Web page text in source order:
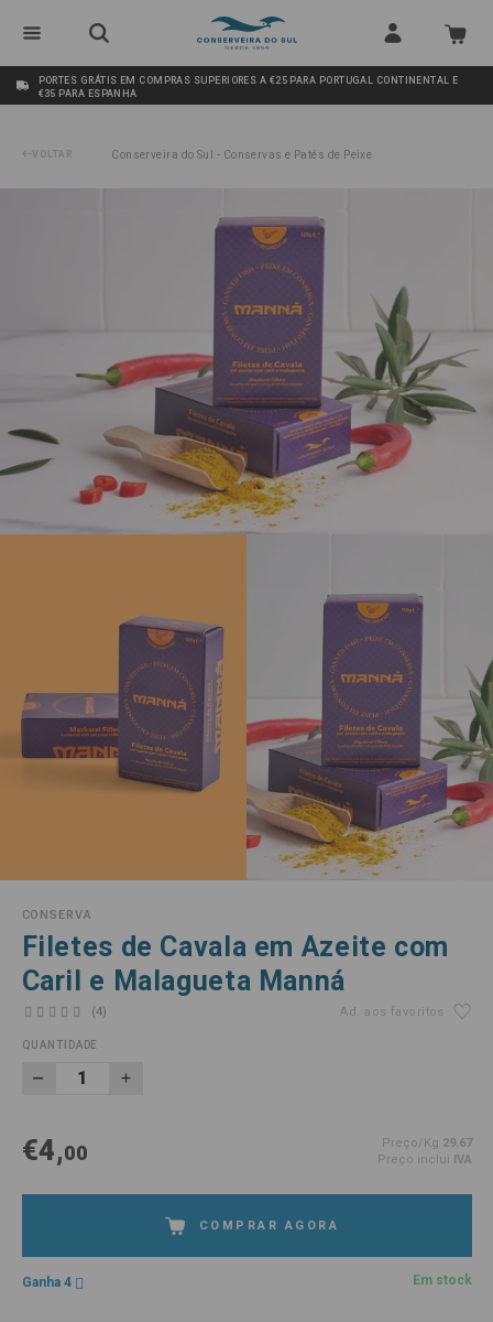
PORTES GRÁTIS EM COMPRAS SUPERIORES A €25 PARA PORTUGAL CONTINENTAL E
€35 PARA ESPANHA
VOLTAR Conserveira do Sul - Conservas e Patés de Peixe
CONSERVA
Filetes de Cavala em Azeite com
Caril e Malagueta Manná
(4) Ad. aos favoritos
QUANTIDADE
€4,00 Preço/Kg 29.67
Preço inclui IVA
COMPRAR AGORA
Ganha 4 Em stock